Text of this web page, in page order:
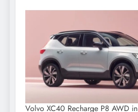
Volvo XC40 Recharge P8 AWD